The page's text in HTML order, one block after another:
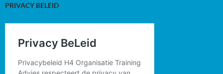
PRIVACY BELEID